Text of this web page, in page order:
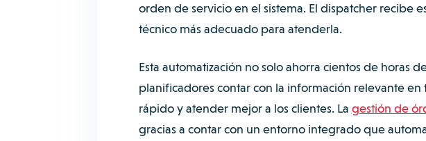
orden de servicio en el sistema. El dispatcher recibe
técnico más adecuado para atenderla.
Esta automatización no solo ahorra cientos de horas
planificadores contar con la información relevante
rápido y atender mejor a los clientes. La gestión de
gracias a contar con un entorno integrado que